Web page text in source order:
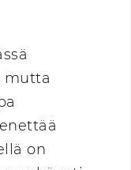
mutta
on